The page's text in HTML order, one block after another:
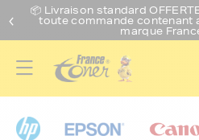
📦 Livraison standard O
toute commande contenant
marque